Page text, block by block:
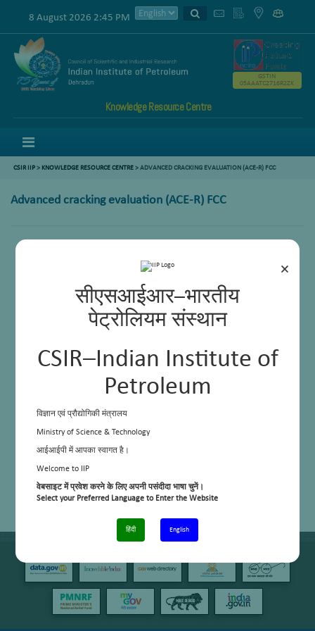
×
सीएसआईआर–भारतीय
पेट्रोलियम संस्थान
CSIR–Indian Institute of
Petroleum
विज्ञान एवं प्रौद्योगिकी मंत्रालय
Ministry of Science & Technology
आईआईपी में आपका स्वागत है।
Welcome to IIP
वेबसाइट में प्रवेश करने के लिए अपनी पसंदीदा भाषा चुनें।
Select your Preferred Language to Enter the Website
हिंदी English
8 August 2026 2:45 PM
Knowledge Resource Centre
GSTIN
05AAATC2716R2ZK
CSIR IIP> KNOWLEDGE RESOURCE CENTRE> ADVANCED CRACKING EVALUATION (ACE-R) FCC
Advanced cracking evaluation (ACE-R) FCC